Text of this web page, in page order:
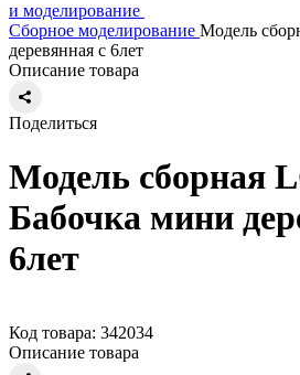
и моделирование
Сборное моделирование Модель
деревянная с 6лет
Описание товара
Поделиться
Модель сборная
Бабочка мини
6лет
Код товара: 342034
Описание товара